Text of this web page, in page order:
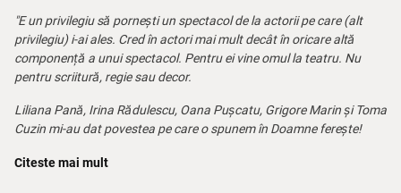
"E un privilegiu să pornești un spectacol de la actorii pe care (alt
privilegiu) i-ai ales. Cred în actori mai mult decât în oricare altă
componență a unui spectacol. Pentru ei vine omul la teatru. Nu
pentru scriitură, regie sau decor.
Liliana Pană, Irina Rădulescu, Oana Pușcatu, Grigore Marin și Toma
Cuzin mi-au dat povestea pe care o spunem în Doamne ferește!
I-am văzut și am știut ce trebuie să scriu. N-am să vă mint, e ca în
Citeste mai mult